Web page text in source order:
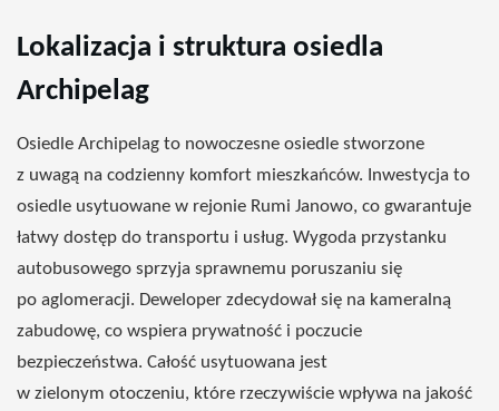
Lokalizacja i struktura osiedla
Archipelag
Osiedle Archipelag to nowoczesne osiedle stworzone
z uwagą na codzienny komfort mieszkańców. Inwestycja to
osiedle usytuowane w rejonie Rumi Janowo, co gwarantuje
łatwy dostęp do transportu i usług. Wygoda przystanku
autobusowego sprzyja sprawnemu poruszaniu się
po aglomeracji. Deweloper zdecydował się na kameralną
zabudowę, co wspiera prywatność i poczucie
bezpieczeństwa. Całość usytuowana jest
w zielonym otoczeniu, które rzeczywiście wpływa na jakość